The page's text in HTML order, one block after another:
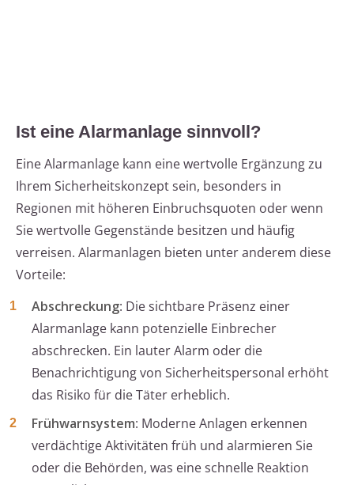
Ist eine Alarmanlage sinnvoll?
Eine Alarmanlage kann eine wertvolle Ergänzung zu
Ihrem Sicherheitskonzept sein, besonders in
Regionen mit höheren Einbruchsquoten oder wenn
Sie wertvolle Gegenstände besitzen und häufig
verreisen. Alarmanlagen bieten unter anderem diese
Vorteile:
Abschreckung: Die sichtbare Präsenz einer
Alarmanlage kann potenzielle Einbrecher
abschrecken. Ein lauter Alarm oder die
Benachrichtigung von Sicherheitspersonal erhöht
das Risiko für die Täter erheblich.
Frühwarnsystem: Moderne Anlagen erkennen
verdächtige Aktivitäten früh und alarmieren Sie
oder die Behörden, was eine schnelle Reaktion